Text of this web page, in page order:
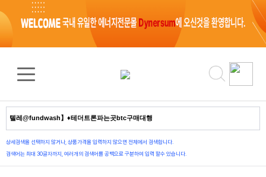
상세검색을 선택하지 않거나, 상품가격을 입력하지 않으면 전체에서 검색합니다.
검색어는 최대 30글자까지, 여러개의 검색어를 공백으로 구분하여 입력 할수 있습니다.